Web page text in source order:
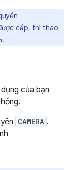
cấp, thì thao
.
của bạn
CAMERA .